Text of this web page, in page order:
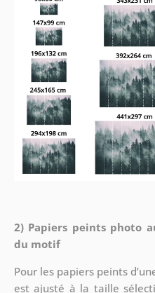
2) Papiers peints photo
du motif
Pour les papiers peints
est ajusté à la taille